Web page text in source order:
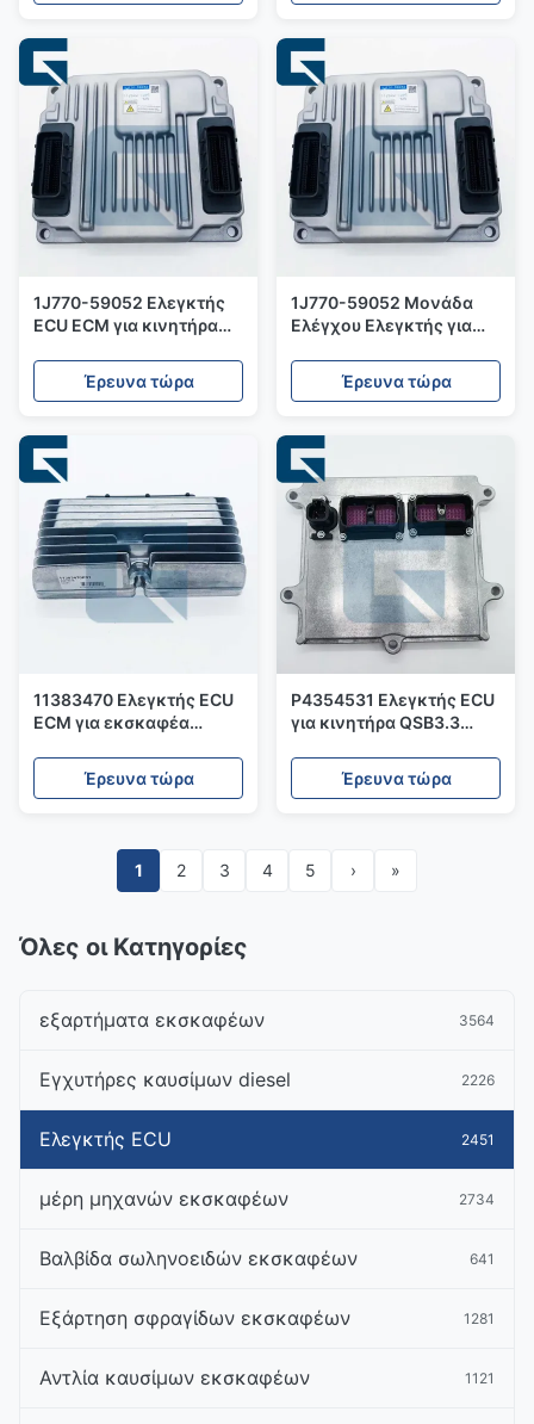
1J770-59052 Ελεγκτής
ECU ECM για κινητήρα
Έρευνα τώρα
1J770-59052 Μονάδα
Ελέγχου Ελεγκτής για
Έρευνα τώρα
11383470 Ελεγκτής ECU
ECM για εκσκαφέα
Έρευνα τώρα
P4354531 Ελεγκτής ECU
για κινητήρα QSB3.3
Έρευνα τώρα
1 2 3 4 5 › »
Όλες οι Κατηγορίες
εξαρτήματα εκσκαφέων 3564
Εγχυτήρες καυσίμων diesel 2226
Ελεγκτής ECU 2451
μέρη μηχανών εκσκαφέων 2734
Βαλβίδα σωληνοειδών εκσκαφέων 641
Εξάρτηση σφραγίδων εκσκαφέων 1281
Αντλία καυσίμων εκσκαφέων 1121